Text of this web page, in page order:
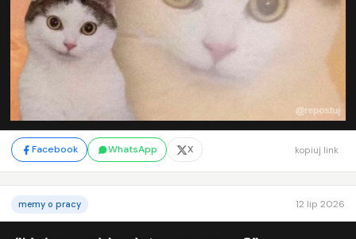
Facebook WhatsApp X kopiuj link
memy o pracy 12 lip 2026